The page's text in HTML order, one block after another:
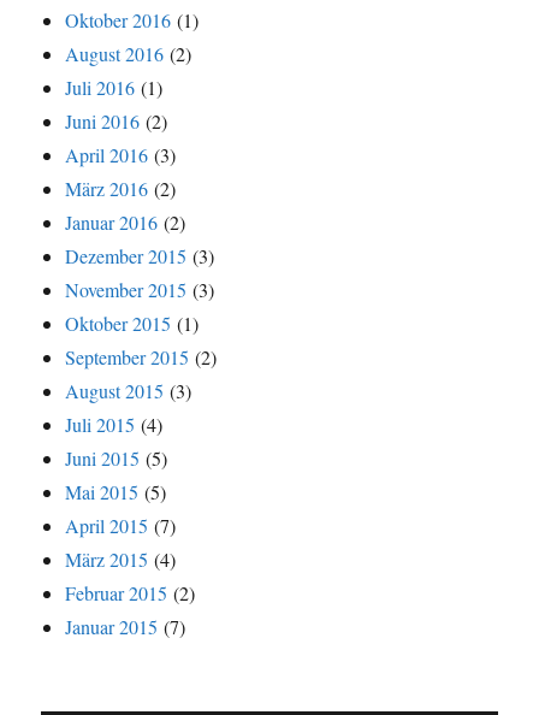
Oktober 2016 (1)
August 2016 (2)
Juli 2016 (1)
Juni 2016 (2)
April 2016 (3)
März 2016 (2)
Januar 2016 (2)
Dezember 2015 (3)
November 2015 (3)
Oktober 2015 (1)
September 2015 (2)
August 2015 (3)
Juli 2015 (4)
Juni 2015 (5)
Mai 2015 (5)
April 2015 (7)
März 2015 (4)
Februar 2015 (2)
Januar 2015 (7)